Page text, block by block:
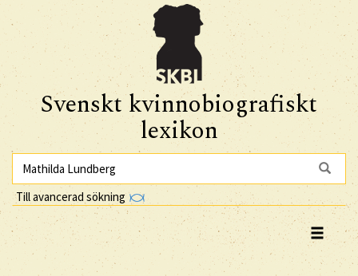
Svenskt kvinnobiografiskt
lexikon
Till avancerad sökning